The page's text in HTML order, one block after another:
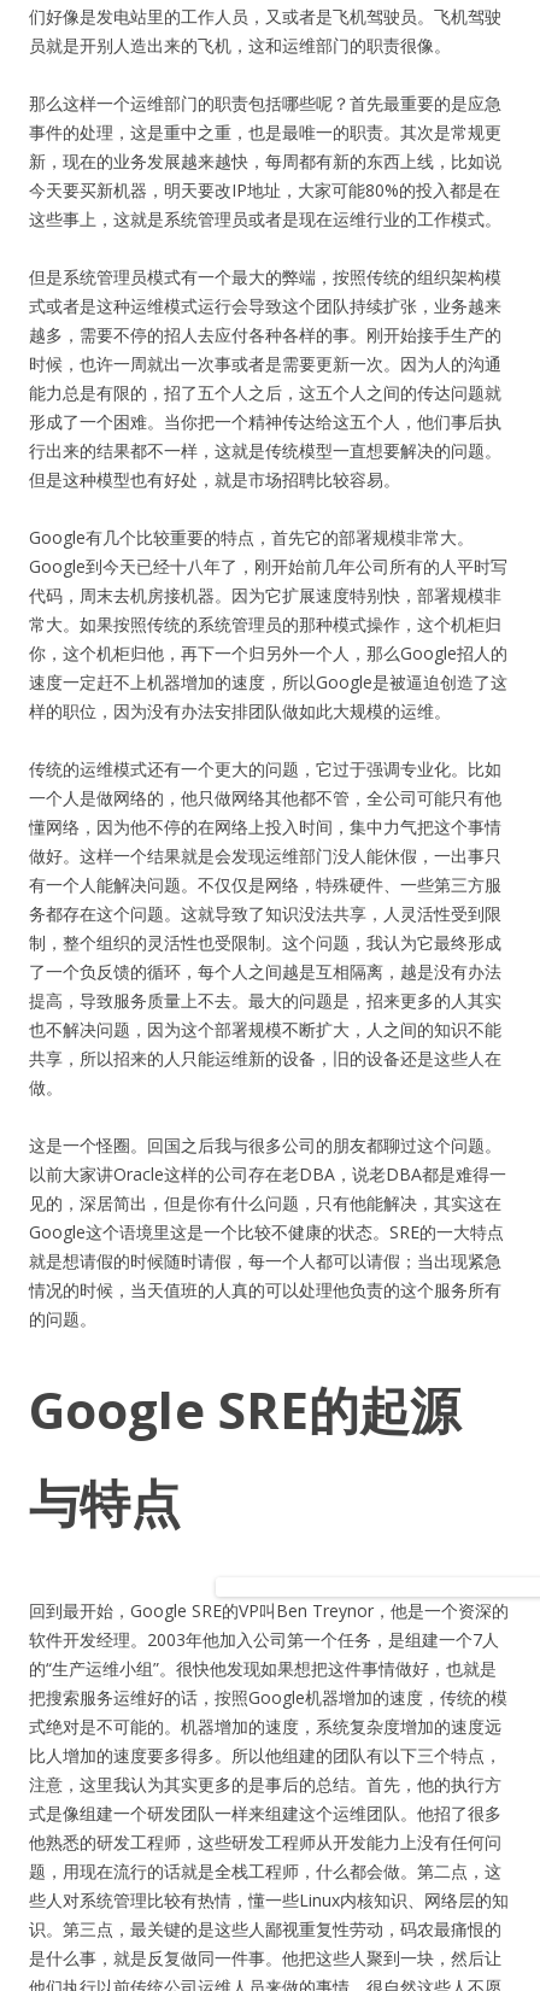
们好像是发电站里的工作人员，又或者是飞机驾驶员。飞机驾驶
员就是开别人造出来的飞机，这和运维部门的职责很像。
那么这样一个运维部门的职责包括哪些呢？首先最重要的是应急
事件的处理，这是重中之重，也是最唯一的职责。其次是常规更
新，现在的业务发展越来越快，每周都有新的东西上线，比如说
今天要买新机器，明天要改IP地址，大家可能80%的投入都是在
这些事上，这就是系统管理员或者是现在运维行业的工作模式。
但是系统管理员模式有一个最大的弊端，按照传统的组织架构模
式或者是这种运维模式运行会导致这个团队持续扩张，业务越来
越多，需要不停的招人去应付各种各样的事。刚开始接手生产的
时候，也许一周就出一次事或者是需要更新一次。因为人的沟通
能力总是有限的，招了五个人之后，这五个人之间的传达问题就
形成了一个困难。当你把一个精神传达给这五个人，他们事后执
行出来的结果都不一样，这就是传统模型一直想要解决的问题。
但是这种模型也有好处，就是市场招聘比较容易。
Google有几个比较重要的特点，首先它的部署规模非常大。
Google到今天已经十八年了，刚开始前几年公司所有的人平时写
代码，周末去机房接机器。因为它扩展速度特别快，部署规模非
常大。如果按照传统的系统管理员的那种模式操作，这个机柜归
你，这个机柜归他，再下一个归另外一个人，那么Google招人的
速度一定赶不上机器增加的速度，所以Google是被逼迫创造了这
样的职位，因为没有办法安排团队做如此大规模的运维。
传统的运维模式还有一个更大的问题，它过于强调专业化。比如
一个人是做网络的，他只做网络其他都不管，全公司可能只有他
懂网络，因为他不停的在网络上投入时间，集中力气把这个事情
做好。这样一个结果就是会发现运维部门没人能休假，一出事只
有一个人能解决问题。不仅仅是网络，特殊硬件、一些第三方服
务都存在这个问题。这就导致了知识没法共享，人灵活性受到限
制，整个组织的灵活性也受限制。这个问题，我认为它最终形成
了一个负反馈的循环，每个人之间越是互相隔离，越是没有办法
提高，导致服务质量上不去。最大的问题是，招来更多的人其实
也不解决问题，因为这个部署规模不断扩大，人之间的知识不能
共享，所以招来的人只能运维新的设备，旧的设备还是这些人在
做。
这是一个怪圈。回国之后我与很多公司的朋友都聊过这个问题。
以前大家讲Oracle这样的公司存在老DBA，说老DBA都是难得一
见的，深居简出，但是你有什么问题，只有他能解决，其实这在
Google这个语境里这是一个比较不健康的状态。SRE的一大特点
就是想请假的时候随时请假，每一个人都可以请假；当出现紧急
情况的时候，当天值班的人真的可以处理他负责的这个服务所有
的问题。
Google SRE的起源
与特点
回到最开始，Google SRE的VP叫Ben Treynor，他是一个资深的
软件开发经理。2003年他加入公司第一个任务，是组建一个7人
的“生产运维小组”。很快他发现如果想把这件事情做好，也就是
把搜索服务运维好的话，按照Google机器增加的速度，传统的模
式绝对是不可能的。机器增加的速度，系统复杂度增加的速度远
比人增加的速度要多得多。所以他组建的团队有以下三个特点，
注意，这里我认为其实更多的是事后的总结。首先，他的执行方
式是像组建一个研发团队一样来组建这个运维团队。他招了很多
他熟悉的研发工程师，这些研发工程师从开发能力上没有任何问
题，用现在流行的话就是全栈工程师，什么都会做。第二点，这
些人对系统管理比较有热情，懂一些Linux内核知识、网络层的知
识。第三点，最关键的是这些人鄙视重复性劳动，码农最痛恨的
是什么事，就是反复做同一件事。他把这些人聚到一块，然后让